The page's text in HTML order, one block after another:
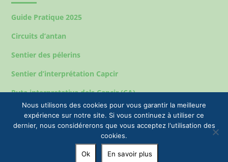
Guide Pratique 2025
Circuits d’antan
Sentier des pélerins
Sentier d’interprétation Capcir
Ruta interpretativa dels Capcir (CA)
© 2023 EPIC Tourisme & Commune de Formiguères |
+33(0)4 68 04 47 35
Nous utilisons des cookies pour vous garantir la meilleure
expérience sur notre site. Si vous continuez à utiliser ce
dernier, nous considérerons que vous acceptez l'utilisation des
cookies.
Ok En savoir plus